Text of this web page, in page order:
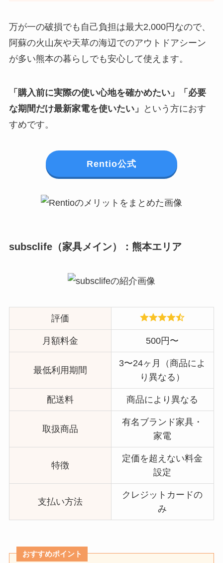
万が一の破損でも自己負担は最大2,000円なので、
阿蘇の火山灰や天草の海辺でのアウトドアシーン
が多い熊本の暮らしでも安心して使えます。
「購入前に実際の使い心地を確かめたい」「必要
な期間だけ最新家電を使いたい」
という方におす
すめです。
Rentio公式
subsclife（家具メイン）：熊本エリア
評価
月額料金 500円〜
最低利用期間
3〜24ヶ月（商品によ
り異なる）
配送料 商品により異なる
取扱商品
有名ブランド家具・
家電
特徴
定価を超えない料金
設定
支払い方法
クレジットカードの
み
おすすめポイント